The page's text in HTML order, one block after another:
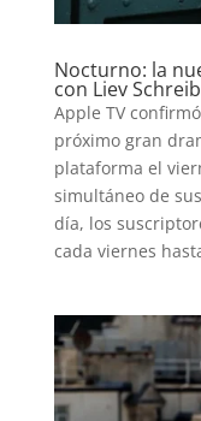
Nocturno: la
con Liev
Apple TV
próximo gran
plataforma el
simultáneo de
día, los
cada viernes